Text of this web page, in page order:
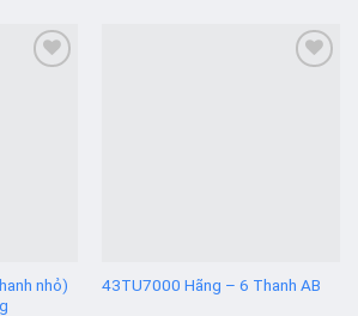
nhỏ)
43TU7000 Hãng – 6 Thanh AB